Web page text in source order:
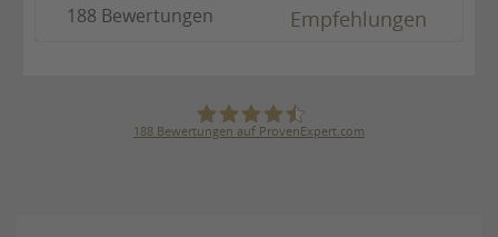
188 Bewertungen
Empfehlungen
188 Bewertungen auf ProvenExpert.com